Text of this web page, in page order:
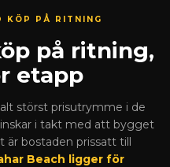
KÖP PÅ RITNING
på ritning,
etapp
störst prisutrymme i de
i takt med att bygget
är bostaden prissatt till
Beach ligger för